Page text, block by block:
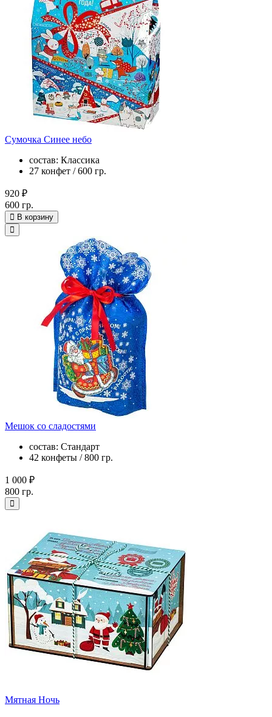
Сумочка Синее небо
состав: Классика
27 конфет / 600 гр.
920 ₽
600 гр.
В корзину
Мешок со сладостями
состав: Стандарт
42 конфеты / 800 гр.
1 000 ₽
800 гр.
Мятная Ночь